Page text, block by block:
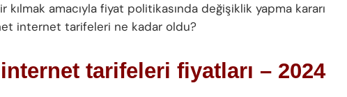
kılmak amacıyla fiyat politikasında değişiklik yapma kararı
internet tarifeleri ne kadar oldu?
tarifeleri fiyatları – 2024